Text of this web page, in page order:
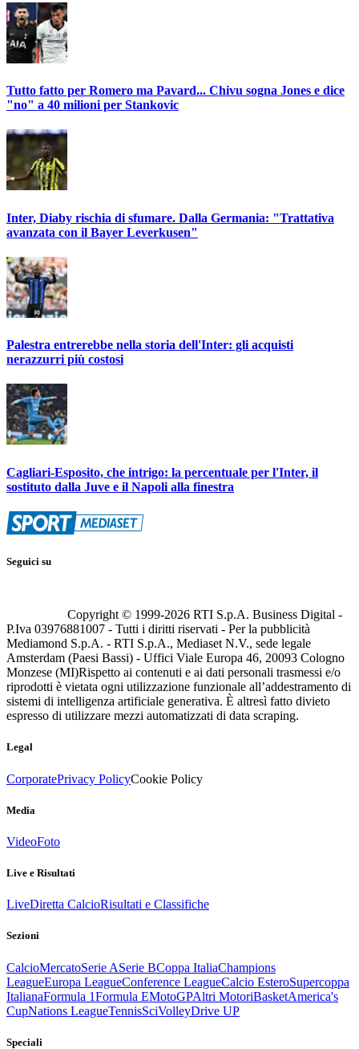
Tutto fatto per Romero ma Pavard... Chivu sogna Jones e dice
"no" a 40 milioni per Stankovic
Inter, Diaby rischia di sfumare. Dalla Germania: "Trattativa
avanzata con il Bayer Leverkusen"
Palestra entrerebbe nella storia dell'Inter: gli acquisti
nerazzurri più costosi
Cagliari-Esposito, che intrigo: la percentuale per l'Inter, il
sostituto dalla Juve e il Napoli alla finestra
Seguici su
Copyright © 1999-2026 RTI S.p.A. Business Digital -
P.Iva 03976881007 - Tutti i diritti riservati - Per la pubblicità
Mediamond S.p.A. - RTI S.p.A., Mediaset N.V., sede legale
Amsterdam (Paesi Bassi) - Uffici Viale Europa 46, 20093 Cologno
Monzese (MI)Rispetto ai contenuti e ai dati personali trasmessi e/o
riprodotti è vietata ogni utilizzazione funzionale all’addestramento di
sistemi di intelligenza artificiale generativa. È altresì fatto divieto
espresso di utilizzare mezzi automatizzati di data scraping.
Legal
CorporatePrivacy PolicyCookie Policy
Media
VideoFoto
Live e Risultati
LiveDiretta CalcioRisultati e Classifiche
Sezioni
CalcioMercatoSerie ASerie BCoppa ItaliaChampions
LeagueEuropa LeagueConference LeagueCalcio EsteroSupercoppa
ItalianaFormula 1Formula EMotoGPAltri MotoriBasketAmerica's
CupNations LeagueTennisSciVolleyDrive UP
Speciali